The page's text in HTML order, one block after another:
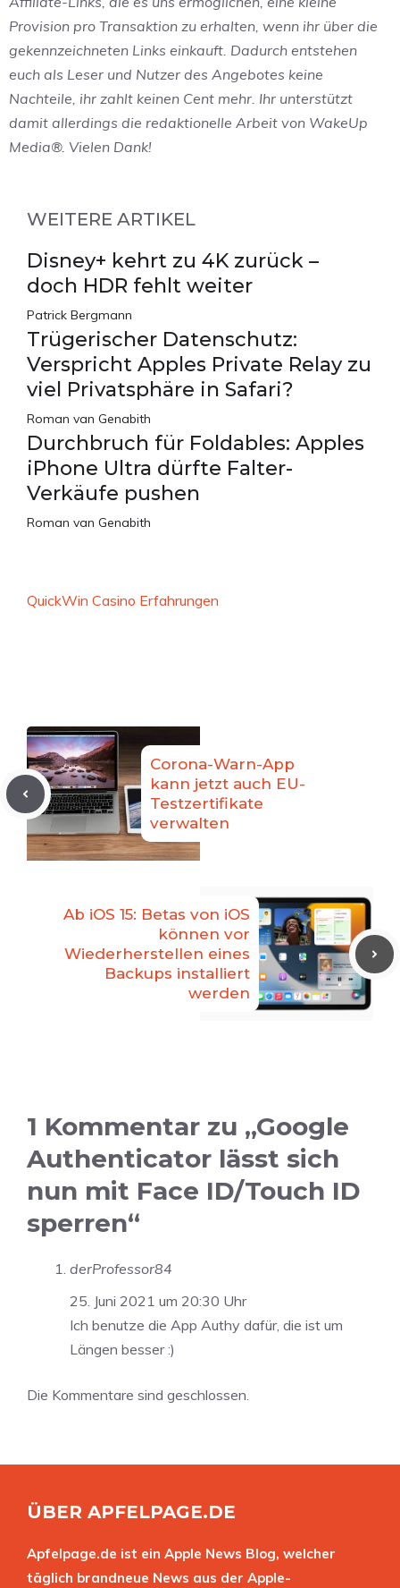
Provision pro Transaktion zu erhalten, wenn ihr über die
gekennzeichneten Links einkauft. Dadurch entstehen
euch als Leser und Nutzer des Angebotes keine
Nachteile, ihr zahlt keinen Cent mehr. Ihr unterstützt
damit allerdings die redaktionelle Arbeit von WakeUp
Media®. Vielen Dank!
WEITERE ARTIKEL
Disney+ kehrt zu 4K zurück –
doch HDR fehlt weiter
Patrick Bergmann
Trügerischer Datenschutz:
Verspricht Apples Private Relay zu
viel Privatsphäre in Safari?
Roman van Genabith
Durchbruch für Foldables: Apples
iPhone Ultra dürfte Falter-
Verkäufe pushen
Roman van Genabith
QuickWin Casino Erfahrungen
Corona-Warn-App
kann jetzt auch EU-
Testzertifikate
verwalten
Ab iOS 15: Betas von iOS
können vor
Wiederherstellen eines
Backups installiert
werden
1 Kommentar zu „Google
Authenticator lässt sich
nun mit Face ID/Touch ID
sperren“
derProfessor84
25. Juni 2021 um 20:30 Uhr
Ich benutze die App Authy dafür, die ist um
Längen besser :)
Die Kommentare sind geschlossen.
ÜBER APFELPAGE.DE
Apfelpage.de ist ein Apple News Blog, welcher
täglich brandneue News aus der Apple-